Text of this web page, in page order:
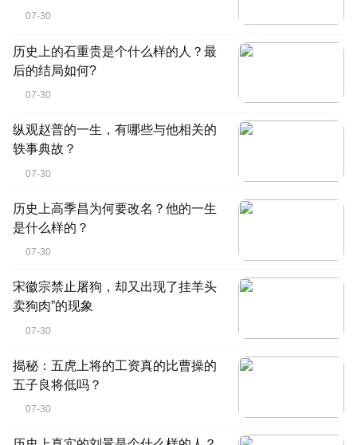
07-30
历史上的石重贵是个什么样的人？最
后的结局如何?
07-30
纵观赵普的一生，有哪些与他相关的
轶事典故？
07-30
历史上高季昌为何要改名？他的一生
是什么样的？
07-30
宋徽宗禁止屠狗，却又出现了挂羊头
卖狗肉”的现象
07-30
揭秘：五虎上将的工资真的比曹操的
五子良将低吗？
07-30